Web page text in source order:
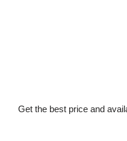
Get the best price and